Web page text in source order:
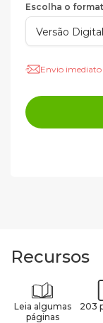
Escolha o
Envio imediato
Recursos
Leia algumas
páginas
203